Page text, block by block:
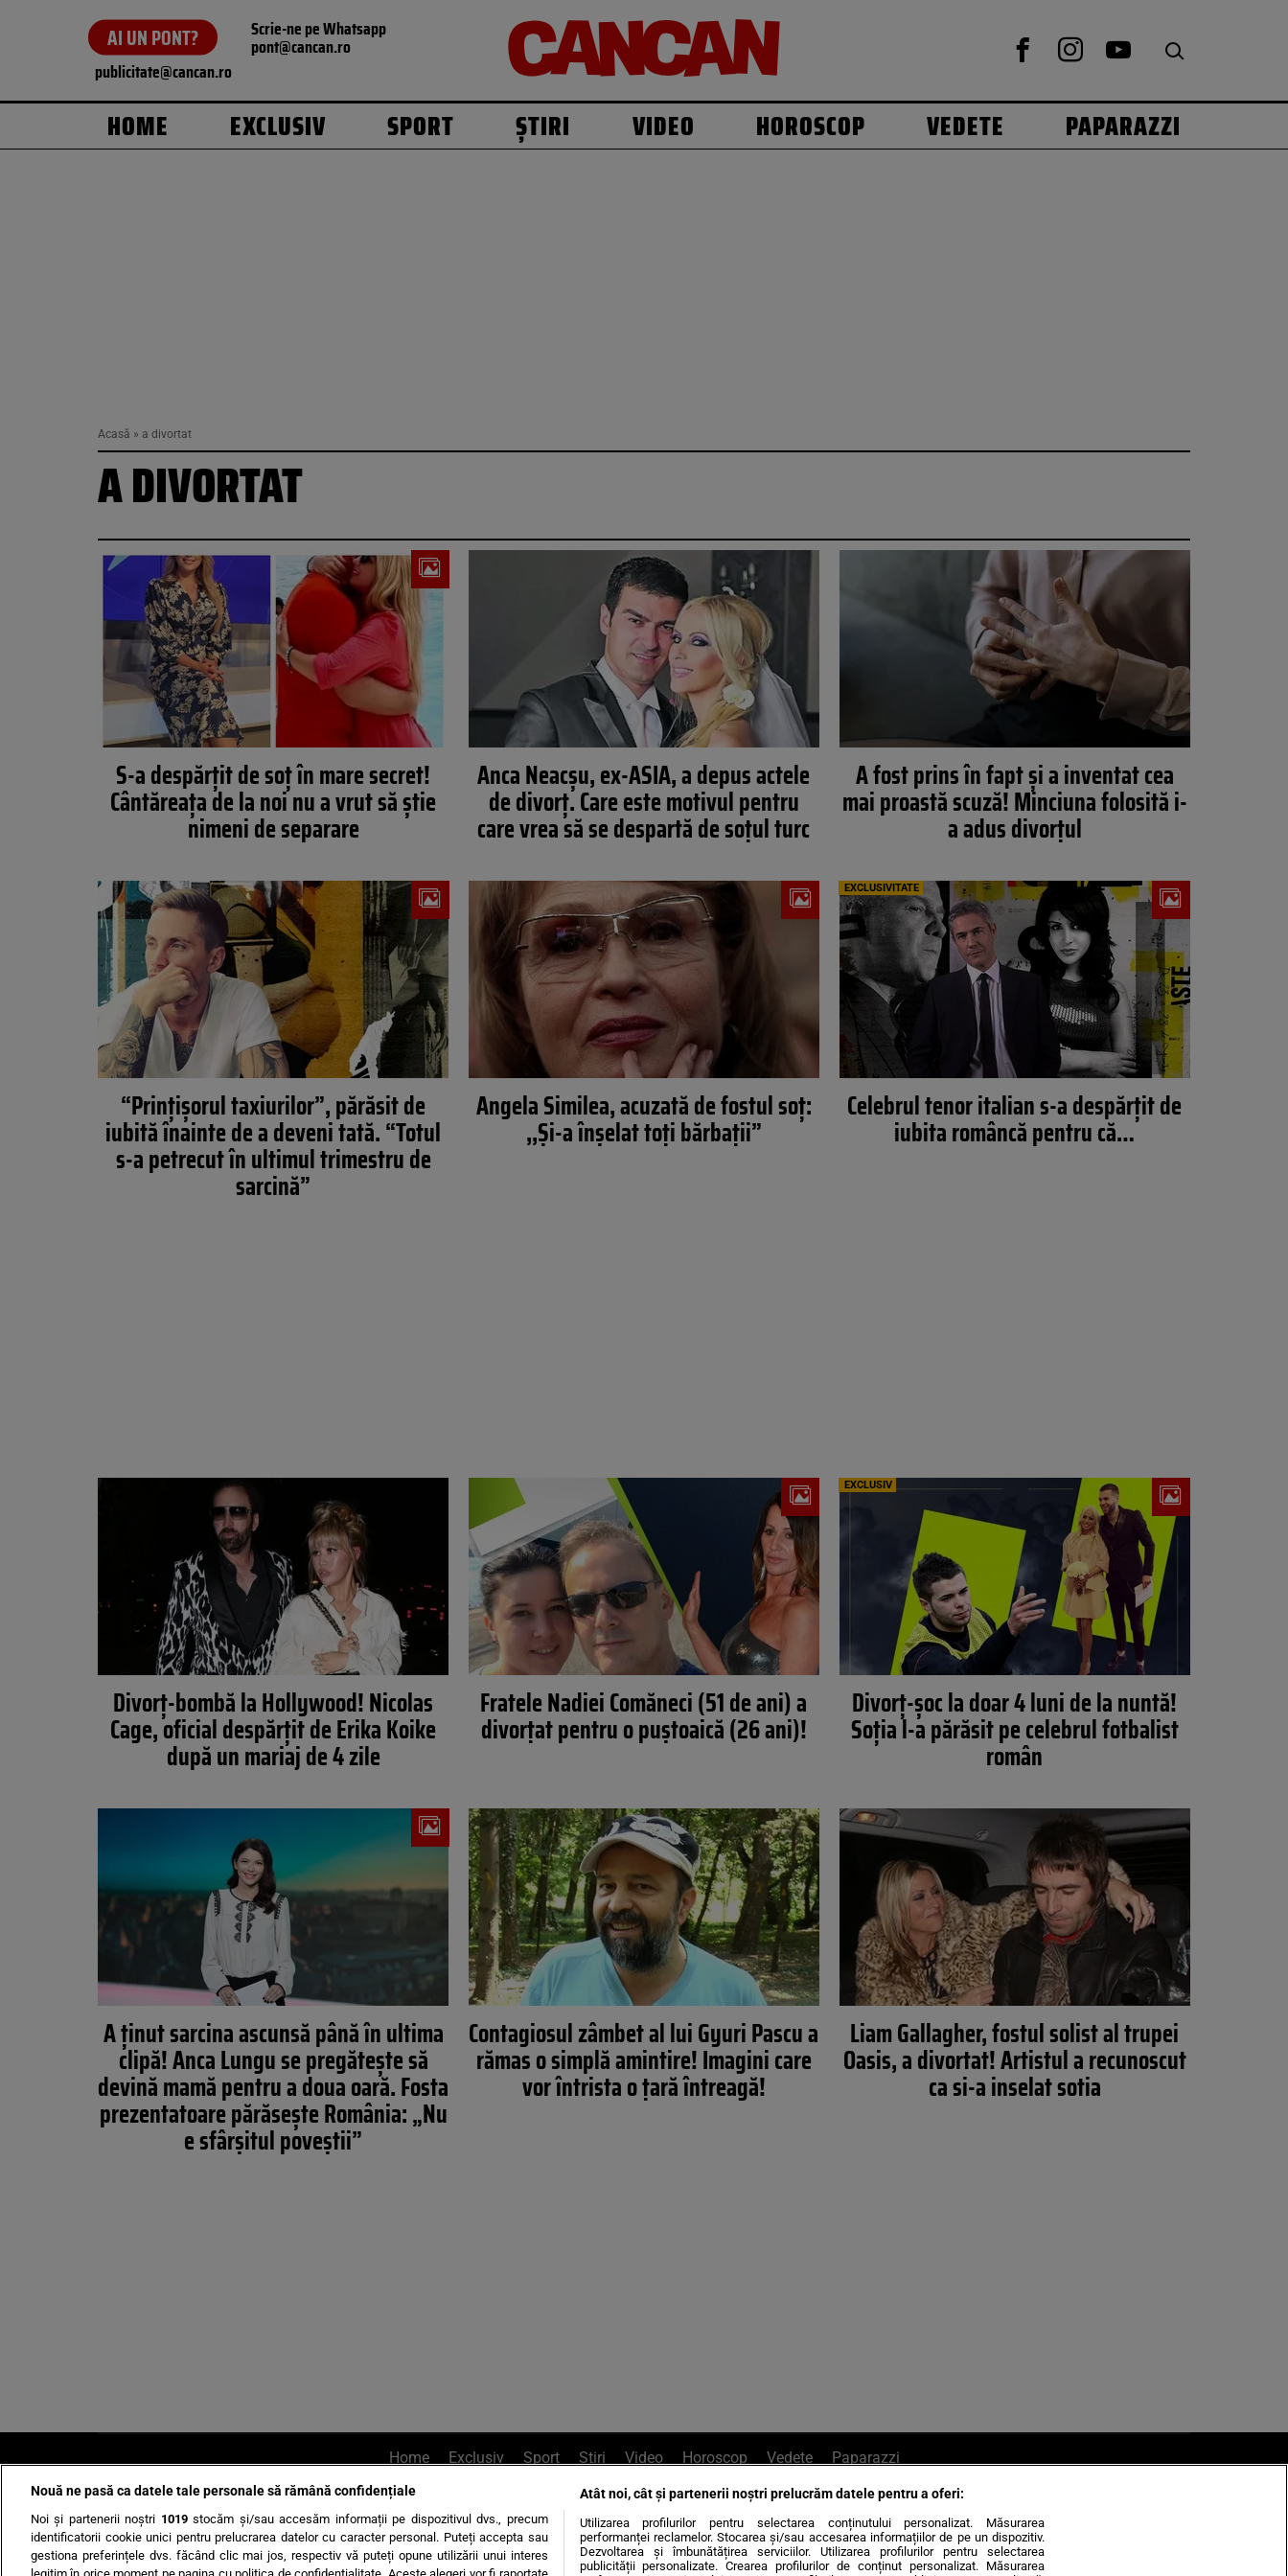
AI UN PONT? Scrie-ne pe Whatsapp
pont@cancan.ro
publicitate@cancan.ro
HOME EXCLUSIV SPORT ȘTIRI VIDEO HOROSCOP VEDETE PAPARAZZI
Acasă » a divortat
A DIVORTAT
S-a despărțit de soț în mare secret!
Cântăreața de la noi nu a vrut să știe
nimeni de separare
Anca Neacșu, ex-ASIA, a depus actele
de divorț. Care este motivul pentru
care vrea să se despartă de soțul turc
A fost prins în fapt și a inventat cea
mai proastă scuză! Minciuna folosită i-
a adus divorțul
“Prințișorul taxiurilor”, părăsit de
iubită înainte de a deveni tată. “Totul
s-a petrecut în ultimul trimestru de
sarcină”
Angela Similea, acuzată de fostul soț:
,,Și-a înșelat toți bărbații”
EXCLUSIVITATE
Celebrul tenor italian s-a despărțit de
iubita româncă pentru că…
Divorț-bombă la Hollywood! Nicolas
Cage, oficial despărțit de Erika Koike
după un mariaj de 4 zile
Fratele Nadiei Comăneci (51 de ani) a
divorțat pentru o puștoaică (26 ani)!
EXCLUSIV
Divorț-șoc la doar 4 luni de la nuntă!
Soția l-a părăsit pe celebrul fotbalist
român
A ținut sarcina ascunsă până în ultima
clipă! Anca Lungu se pregătește să
devină mamă pentru a doua oară. Fosta
prezentatoare părăsește România: „Nu
e sfârșitul poveștii”
Contagiosul zâmbet al lui Gyuri Pascu a
rămas o simplă amintire! Imagini care
vor întrista o ţară întreagă!
Liam Gallagher, fostul solist al trupei
Oasis, a divortat! Artistul a recunoscut
ca si-a inselat sotia
Home Exclusiv Sport Știri Video Horoscop Vedete Paparazzi
AI UN PONT? Scrie-ne pe Whatsapp, sună la 0741226226 sau trimite mail la pont@cancan.ro
Nouă ne pasă ca datele tale personale să rămână confidențiale
Noi și partenerii noștri 1019stocăm și/sau accesăm informații pe dispozitivul dvs., precum
identificatorii cookie unici pentru prelucrarea datelor cu caracter personal. Puteți accepta sau
gestiona preferințele dvs. făcând clic mai jos, respectiv vă puteți opune utilizării unui interes
Atât noi, cât și partenerii noștri prelucrăm datele pentru a oferi:
Utilizarea profilurilor pentru selectarea conținutului personalizat. Măsurarea
performanței reclamelor. Stocarea și/sau accesarea informațiilor de pe un dispozitiv.
Dezvoltarea și îmbunătățirea serviciilor. Utilizarea profilurilor pentru selectarea
publicității personalizate. Crearea profilurilor de conținut personalizat. Măsurarea